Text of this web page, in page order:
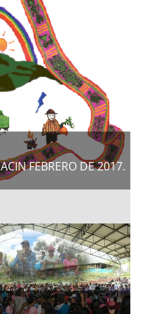
FEBRERO DE 2017.